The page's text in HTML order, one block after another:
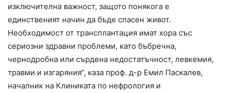
изключителна важност, защото понякога е
единственият начин да бъде спасен живот.
Необходимост от трансплантация имат хора със
сериозни здравни проблеми, като бъбречна,
чернодробна или сърдена недостатъчност, левкемия,
травми и изгаряния“, каза проф. д-р Емил Паскалев,
началник на Клиниката по нефрология и